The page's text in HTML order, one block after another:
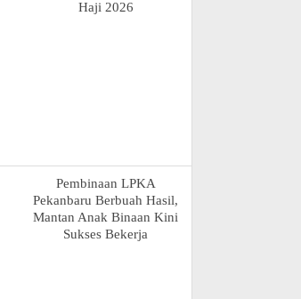
Haji 2026
Pembinaan LPKA
Pekanbaru Berbuah Hasil,
Mantan Anak Binaan Kini
Sukses Bekerja